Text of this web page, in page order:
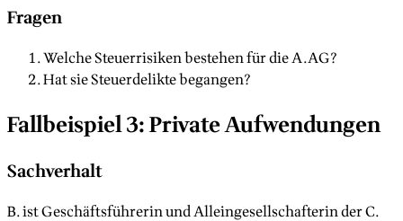
Fragen
Welche Steuerrisiken bestehen für die A.AG?
Hat sie Steuerdelikte begangen?
Fallbeispiel 3: Private Aufwendungen
Sachverhalt
B. ist Geschäftsführerin und Alleingesellschafterin der C.